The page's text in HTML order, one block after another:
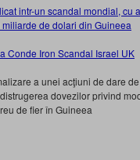
intr-un scandal mondial, cu
de dolari din Guineea
a unei acţiuni de dare
dovezilor privind
de fier în Guineea